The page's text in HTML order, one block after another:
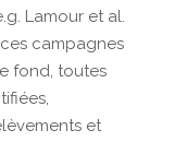
Lamour et al.
campagnes
fond, toutes
et